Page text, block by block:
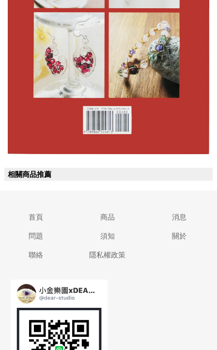
相關商品推薦
首頁 商品 消息
問題 須知 關於
聯絡 隱私權政策